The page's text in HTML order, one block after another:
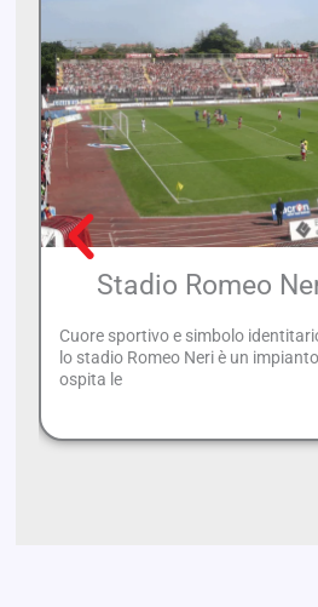
Stadio Romeo
Cuore sportivo e simbolo
lo stadio Romeo Neri è un
ospita le